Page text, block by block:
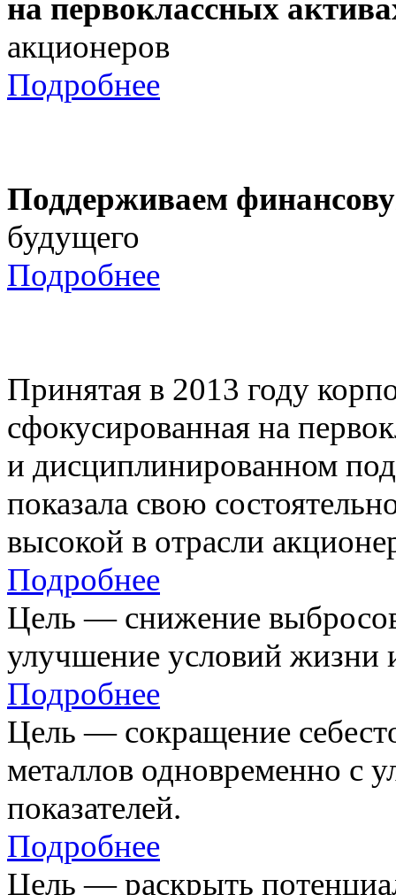
на первоклассных
акционеров
Подробнее
Поддерживаем
будущего
Подробнее
Принятая в 2013 году
сфокусированная на
и дисциплинированном
показала свою
высокой в отрасли
Подробнее
Цель — снижение
улучшение условий жизни
Подробнее
Цель — сокращение
металлов одновременно с
показателей.
Подробнее
Цель — раскрыть